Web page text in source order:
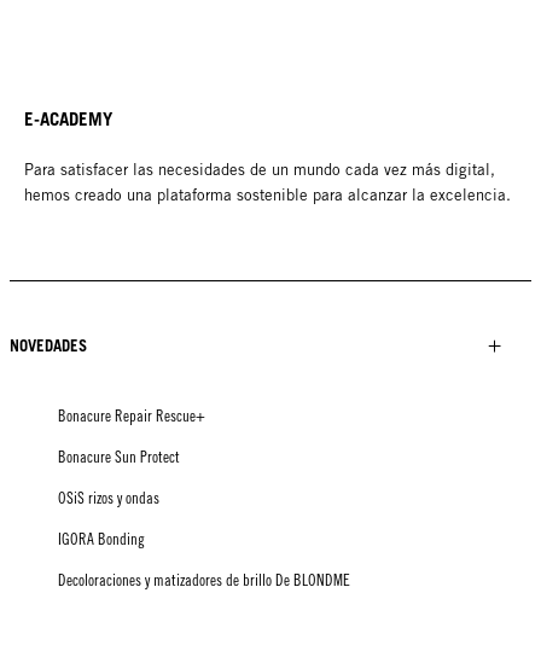
E-ACADEMY
Para satisfacer las necesidades de un mundo cada vez más digital,
hemos creado una plataforma sostenible para alcanzar la excelencia.
NOVEDADES
Bonacure Repair Rescue+
Bonacure Sun Protect
OSiS rizos y ondas
IGORA Bonding
Decoloraciones y matizadores de brillo De BLONDME